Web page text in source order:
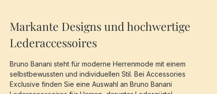
Markante Designs und hochwertige
Lederaccessoires
Bruno Banani steht für moderne Herrenmode mit einem
selbstbewussten und individuellen Stil. Bei Accessories
Exclusive finden Sie eine Auswahl an Bruno Banani